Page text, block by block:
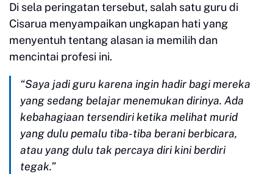
Di sela peringatan tersebut, salah satu guru di
Cisarua menyampaikan ungkapan hati yang
menyentuh tentang alasan ia memilih dan
mencintai profesi ini.
“Saya jadi guru karena ingin hadir bagi mereka
yang sedang belajar menemukan dirinya. Ada
kebahagiaan tersendiri ketika melihat murid
yang dulu pemalu tiba-tiba berani berbicara,
atau yang dulu tak percaya diri kini berdiri
tegak.”